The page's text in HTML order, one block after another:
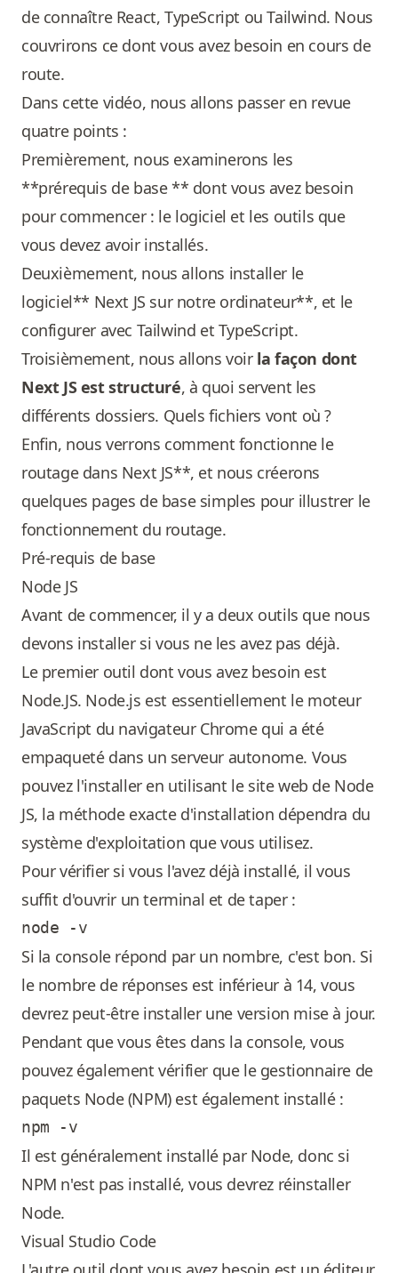
de connaître React, TypeScript ou Tailwind. Nous
couvrirons ce dont vous avez besoin en cours de
route.
Dans cette vidéo, nous allons passer en revue
quatre points :
Premièrement, nous examinerons les
**prérequis de base ** dont vous avez besoin
pour commencer : le logiciel et les outils que
vous devez avoir installés.
Deuxièmement, nous allons installer le
logiciel** Next JS sur notre ordinateur**, et le
configurer avec Tailwind et TypeScript.
Troisièmement, nous allons voir la façon dont
Next JS est structuré, à quoi servent les
différents dossiers. Quels fichiers vont où ?
Enfin, nous verrons comment fonctionne le
routage dans Next JS**, et nous créerons
quelques pages de base simples pour illustrer le
fonctionnement du routage.
Pré-requis de base
Node JS
Avant de commencer, il y a deux outils que nous
devons installer si vous ne les avez pas déjà.
Le premier outil dont vous avez besoin est
Node.JS. Node.js est essentiellement le moteur
JavaScript du navigateur Chrome qui a été
empaqueté dans un serveur autonome. Vous
pouvez l'installer en utilisant le site web de Node
JS, la méthode exacte d'installation dépendra du
système d'exploitation que vous utilisez.
Pour vérifier si vous l'avez déjà installé, il vous
suffit d'ouvrir un terminal et de taper :
Si la console répond par un nombre, c'est bon. Si
le nombre de réponses est inférieur à 14, vous
devrez peut-être installer une version mise à jour.
Pendant que vous êtes dans la console, vous
pouvez également vérifier que le gestionnaire de
paquets Node (NPM) est également installé :
Il est généralement installé par Node, donc si
NPM n'est pas installé, vous devrez réinstaller
Node.
Visual Studio Code